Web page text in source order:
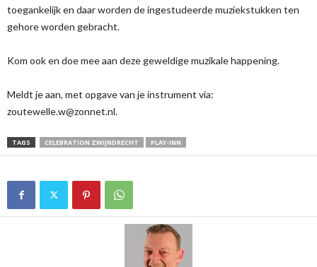
toegankelijk en daar worden de ingestudeerde muziekstukken ten
gehore worden gebracht.
Kom ook en doe mee aan deze geweldige muzikale happening.
Meldt je aan, met opgave van je instrument via:
zoutewelle.w@zonnet.nl.
TAGS CELEBRATION ZWIJNDRECHT PLAY-INN